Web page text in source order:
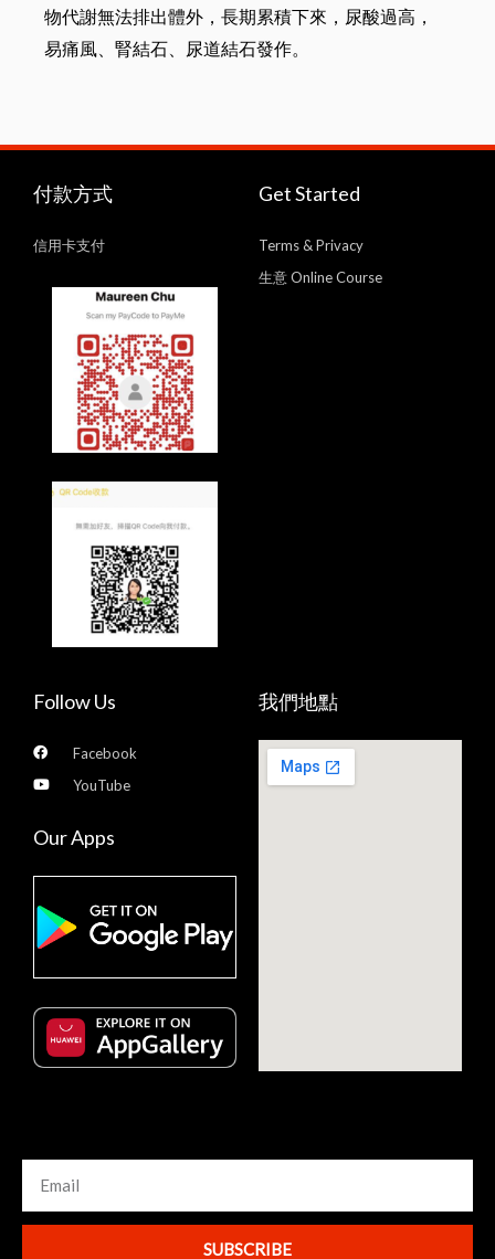
物代謝無法排出體外，長期累積下來，尿酸過高，
易痛風、腎結石、尿道結石發作。
付款方式
信用卡支付
Get Started
Terms & Privacy
生意 Online Course
Follow Us
Facebook
YouTube
Our Apps
我們地點
SUBSCRIBE